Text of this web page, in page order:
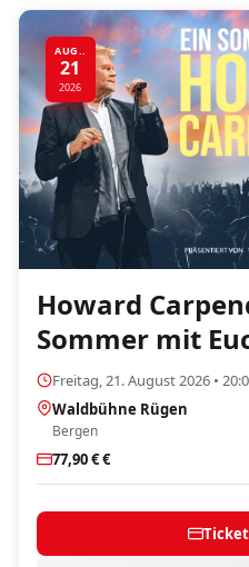
AUG..
21
2026
Howard
Sommer mit
Freitag, 21. August 2026 •
Waldbühne Rügen
Bergen
77,90 € €